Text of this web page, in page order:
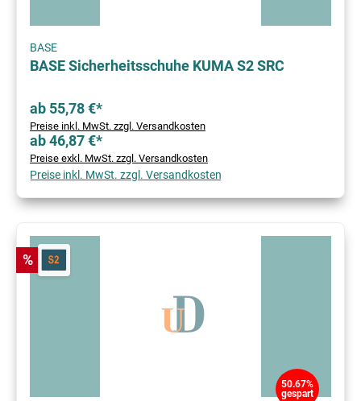
BASE
BASE Sicherheitsschuhe KUMA S2 SRC
ab 55,78 €*
Preise inkl. MwSt. zzgl. Versandkosten
ab 46,87 €*
Preise exkl. MwSt. zzgl. Versandkosten
Preise inkl. MwSt. zzgl. Versandkosten
Rabatt
%
50.67%
gespart